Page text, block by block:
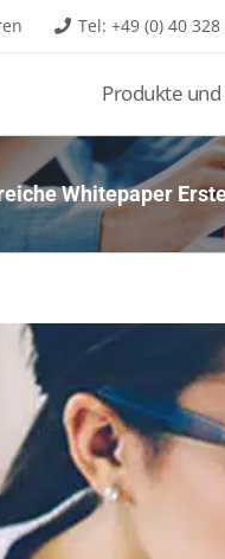
Tel: +49 (0) 40
Produkte und
Whitepaper